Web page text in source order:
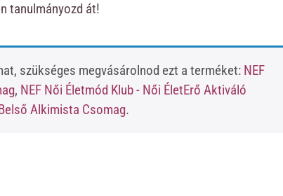
tanulmányozd át!
szükséges megvásárolnod ezt a terméket: NEF
, NEF Női Életmód Klub - Női ÉletErő Aktiváló
Alkimista Csomag.